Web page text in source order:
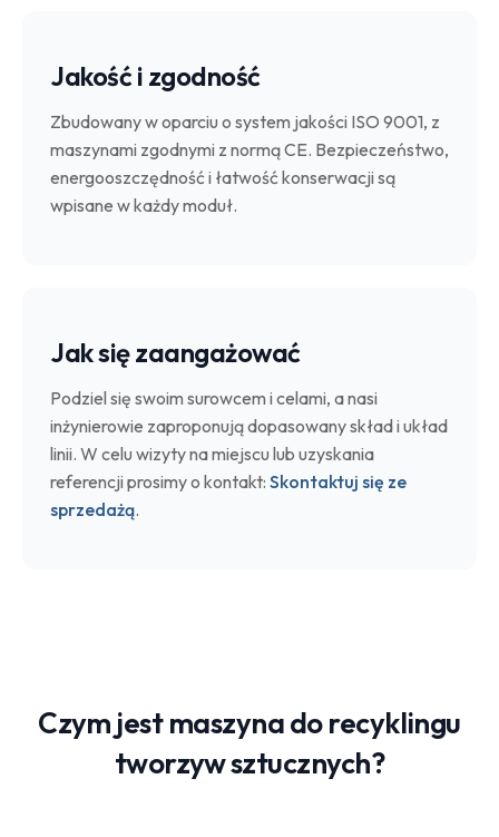
Jakość i zgodność
Zbudowany w oparciu o system jakości ISO 9001, z
maszynami zgodnymi z normą CE. Bezpieczeństwo,
energooszczędność i łatwość konserwacji są
wpisane w każdy moduł.
Jak się zaangażować
Podziel się swoim surowcem i celami, a nasi
inżynierowie zaproponują dopasowany skład i układ
linii. W celu wizyty na miejscu lub uzyskania
referencji prosimy o kontakt: Skontaktuj się ze
sprzedażą.
Czym jest maszyna do recyklingu
tworzyw sztucznych?